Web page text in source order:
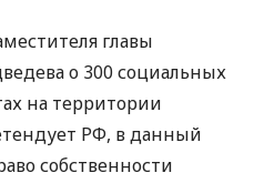
главы
о 300 социальных
на территории
РФ, в данный
собственности